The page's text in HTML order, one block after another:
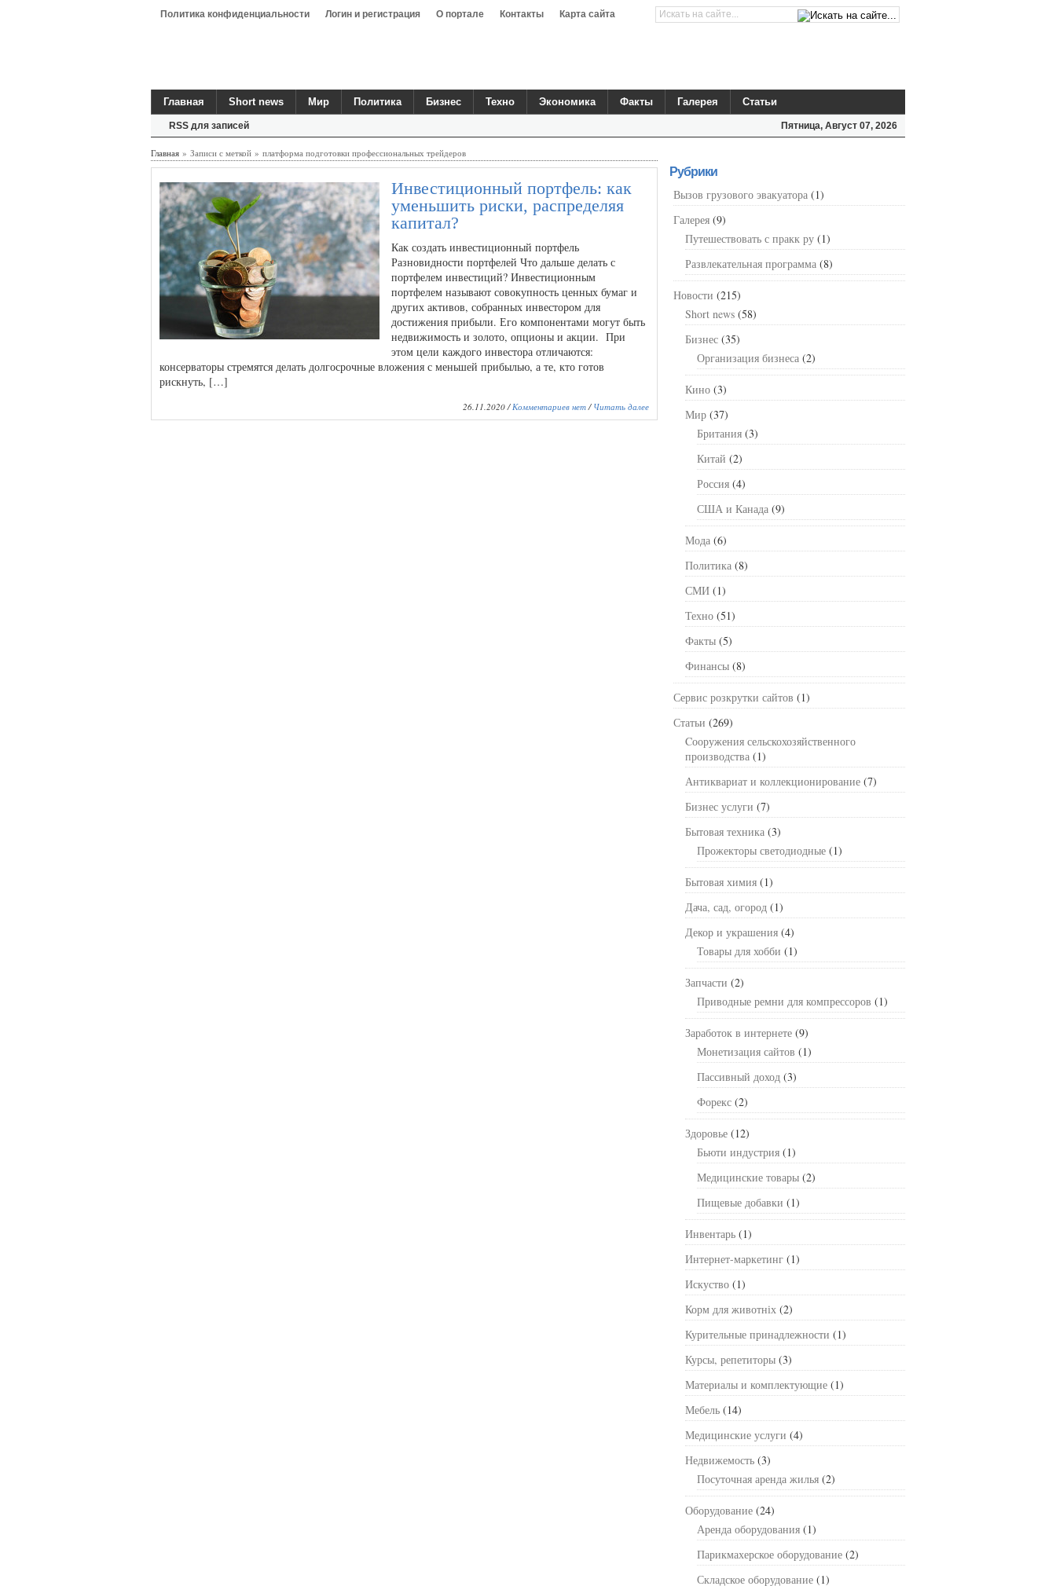
Политика конфиденциальности Логин и регистрация О портале Контакты Карта сайта
Главная Short news Мир Политика Бизнес Техно Экономика Факты Галерея Статьи
RSS для записей Пятница, Август 07, 2026
Главная » Записи с меткой » платформа подготовки профессиональных трейдеров
Инвестиционный портфель: как
уменьшить риски, распределяя
капитал?
Как создать инвестиционный портфель
Разновидности портфелей Что дальше делать с
портфелем инвестиций? Инвестиционным
портфелем называют совокупность ценных бумаг и
других активов, собранных инвестором для
достижения прибыли. Его компонентами могут быть
недвижимость и золото, опционы и акции. При
этом цели каждого инвестора отличаются:
консерваторы стремятся делать долгосрочные вложения с меньшей прибылью, а те, кто готов
рискнуть, […]
26.11.2020 /Комментариев нет/ Читать далее
Рубрики
Вызов грузового эвакуатора (1)
Галерея (9)
Путешествовать с пракк ру (1)
Развлекательная программа (8)
Новости (215)
Short news (58)
Бизнес (35)
Организация бизнеса (2)
Кино (3)
Мир (37)
Британия (3)
Китай (2)
Россия (4)
США и Канада (9)
Мода (6)
Политика (8)
СМИ (1)
Техно (51)
Факты (5)
Финансы (8)
Сервис розкрутки сайтов (1)
Статьи (269)
Cооружения сельскохозяйственного
производства (1)
Антиквариат и коллекционирование (7)
Бизнес услуги (7)
Бытовая техника (3)
Прожекторы светодиодные (1)
Бытовая химия (1)
Дача, сад, огород (1)
Декор и украшения (4)
Товары для хобби (1)
Запчасти (2)
Приводные ремни для компрессоров (1)
Заработок в интернете (9)
Монетизация сайтов (1)
Пассивный доход (3)
Форекс (2)
Здоровье (12)
Бьюти индустрия (1)
Медицинские товары (2)
Пищевые добавки (1)
Инвентарь (1)
Интернет-маркетинг (1)
Искуство (1)
Корм для животніх (2)
Курительные принадлежности (1)
Курсы, репетиторы (3)
Материалы и комплектующие (1)
Мебель (14)
Медицинские услуги (4)
Недвижемость (3)
Посуточная аренда жилья (2)
Оборудование (24)
Аренда оборудования (1)
Парикмахерское оборудование (2)
Складское оборудование (1)